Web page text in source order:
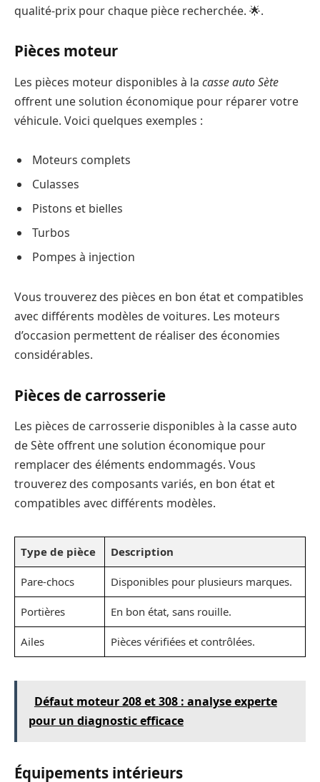
qualité-prix pour chaque pièce recherchée. 🌟.
Pièces moteur
Les pièces moteur disponibles à la casse auto Sète
offrent une solution économique pour réparer votre
véhicule. Voici quelques exemples :
Moteurs complets
Culasses
Pistons et bielles
Turbos
Pompes à injection
Vous trouverez des pièces en bon état et compatibles
avec différents modèles de voitures. Les moteurs
d’occasion permettent de réaliser des économies
considérables.
Pièces de carrosserie
Les pièces de carrosserie disponibles à la casse auto
de Sète offrent une solution économique pour
remplacer des éléments endommagés. Vous
trouverez des composants variés, en bon état et
compatibles avec différents modèles.
Type de pièce Description
Pare-chocs Disponibles pour plusieurs marques.
Portières En bon état, sans rouille.
Ailes Pièces vérifiées et contrôlées.
Défaut moteur 208 et 308 : analyse experte
pour un diagnostic efficace
Équipements intérieurs